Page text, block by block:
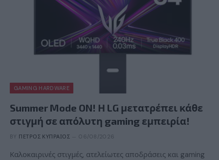
GAMING HARDWARE
Summer Mode ON! Η LG μετατρέπει κάθε
στιγμή σε απόλυτη gaming εμπειρία!
BY ΠΈΤΡΟΣ ΚΥΠΡΑΊΟΣ 06/08/2026
Καλοκαιρινές στιγμές, ατελείωτες αποδράσεις και gaming